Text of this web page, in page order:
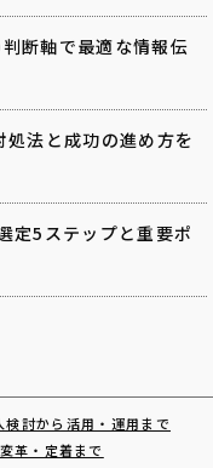
断軸で最適な情報伝
法と成功の進め方を
定5ステップと重要ポ
討から活用・運用まで
革・定着まで